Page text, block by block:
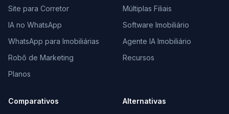
Site para Corretor
IA no WhatsApp
WhatsApp para Imobiliárias
Robô de Marketing
Planos
Múltiplas Filiais
Software Imobiliário
Agente IA Imobiliário
Recursos
Comparativos Alternativas